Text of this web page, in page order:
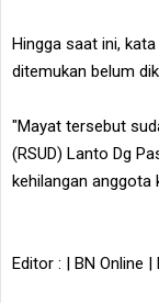
Hingga saat ini,
ditemukan belum
"Mayat tersebut
(RSUD) Lanto Dg
kehilangan anggota
Editor : | BN Online |